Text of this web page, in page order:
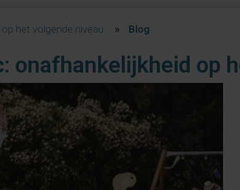
het volgende niveau » Blog
onafhankelijkheid op